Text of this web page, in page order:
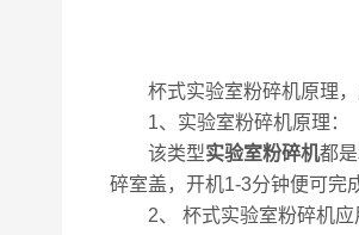
杯式实验室粉碎机原理，
1、实验室粉碎机原理：
该类型实验室粉碎机都
碎室盖，开机1-3分钟便可完
2、 杯式实验室粉碎机应